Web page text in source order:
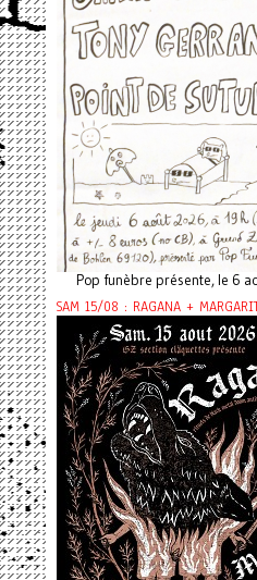
Pop funèbre présente, le 6
SAM 15/08 : RAGANA +